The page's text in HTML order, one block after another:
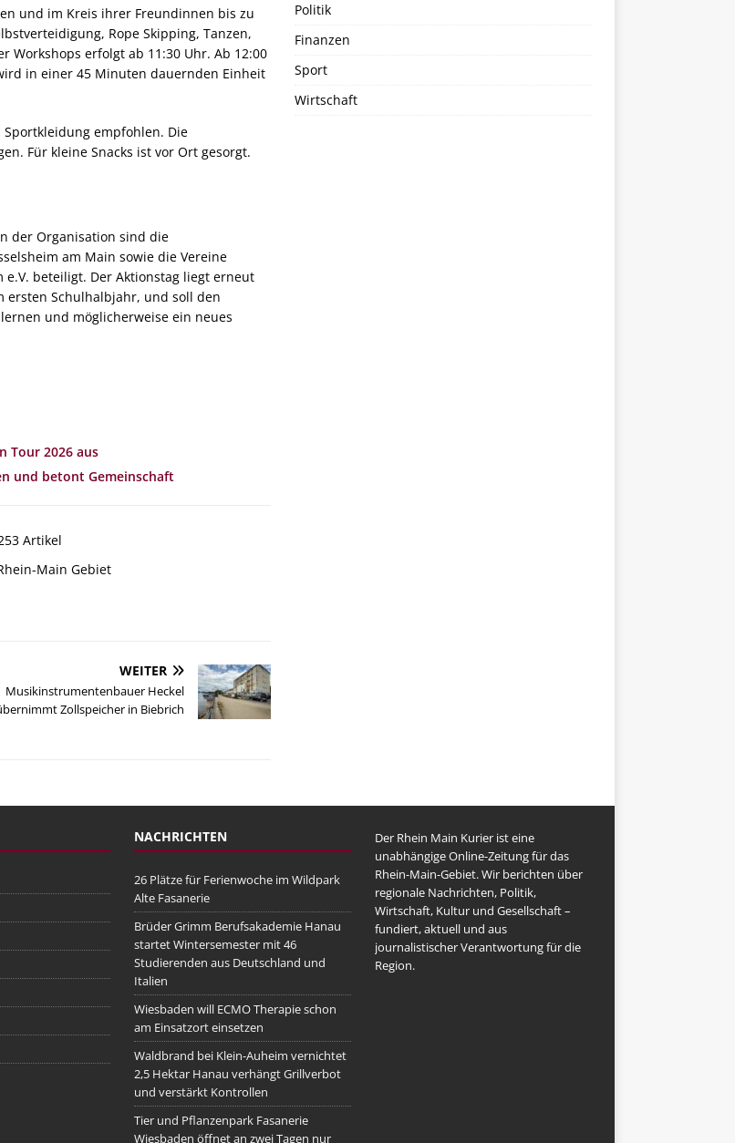
und im Kreis ihrer Freundinnen bis zu
Rope Skipping, Tanzen,
Workshops erfolgt ab 11:30 Uhr. Ab 12:00
in einer 45 Minuten dauernden Einheit
empfohlen. Die
Für kleine Snacks ist vor Ort gesorgt.
der Organisation sind die
am Main sowie die Vereine
beteiligt. Der Aktionstag liegt erneut
ersten Schulhalbjahr, und soll den
und möglicherweise ein neues
Tour 2026 aus
und betont Gemeinschaft
Artikel
Main Gebiet
WEITER
Musikinstrumentenbauer Heckel
Zollspeicher in Biebrich
Politik
Finanzen
Sport
Wirtschaft
NACHRICHTEN
26 Plätze für Ferienwoche im Wildpark
Alte Fasanerie
Brüder Grimm Berufsakademie Hanau
startet Wintersemester mit 46
Studierenden aus Deutschland und
Italien
Wiesbaden will ECMO Therapie schon
am Einsatzort einsetzen
Waldbrand bei Klein-Auheim vernichtet
2,5 Hektar Hanau verhängt Grillverbot
und verstärkt Kontrollen
Tier und Pflanzenpark Fasanerie
Wiesbaden öffnet an zwei Tagen nur
Der Rhein Main Kurier ist eine
unabhängige Online-Zeitung für das
Rhein-Main-Gebiet. Wir berichten über
regionale Nachrichten, Politik,
Wirtschaft, Kultur und Gesellschaft –
fundiert, aktuell und aus
journalistischer Verantwortung für die
Region.